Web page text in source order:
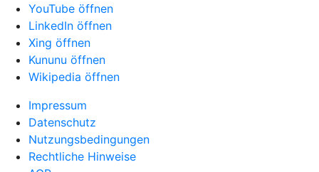
YouTube öffnen
LinkedIn öffnen
Xing öffnen
Kununu öffnen
Wikipedia öffnen
Impressum
Datenschutz
Nutzungsbedingungen
Rechtliche Hinweise